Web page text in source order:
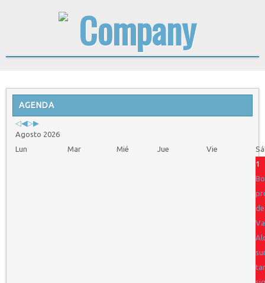
AGENDA
Previous
Year
Previous
Month
Next
Year
Next
Month
Agosto 2026
Lun
Mar Mié Jue Vie
1